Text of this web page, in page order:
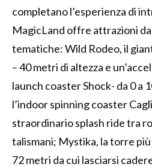
completano l’esperienza di
MagicLand offre attrazioni
tematiche: Wild Rodeo, il
– 40 metri di altezza e
launch coaster Shock- da 0 a
l’indoor spinning coaster
straordinario splash ride tra
talismani; Mystika, la torre più
72 metri da cui lasciarsi